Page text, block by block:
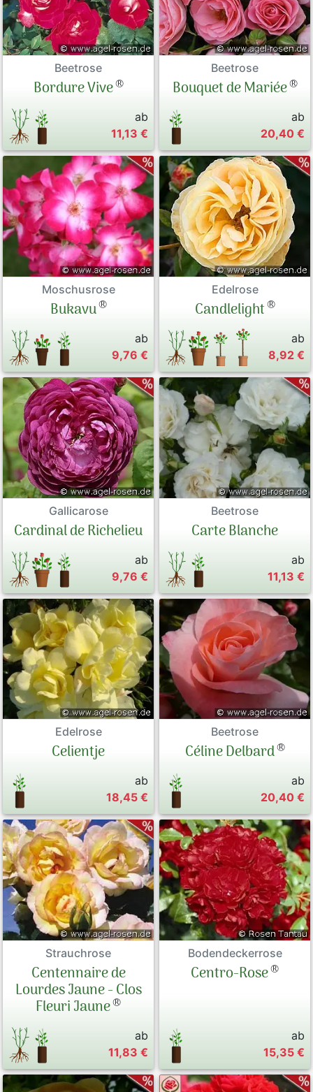
Beetrose
Bordure Vive®
ab
11,13 €
Beetrose
Bouquet de Mariée®
ab
20,40 €
Moschusrose
Bukavu®
ab
9,76 €
Edelrose
Candlelight®
ab
8,92 €
Gallicarose
Cardinal de Richelieu
ab
9,76 €
Beetrose
Carte Blanche
ab
11,13 €
Edelrose
Celientje
ab
18,45 €
Beetrose
Céline Delbard®
ab
20,40 €
Strauchrose
Centennaire de
Lourdes Jaune - Clos
Fleuri Jaune®
ab
11,83 €
Bodendeckerrose
Centro-Rose®
ab
15,35 €